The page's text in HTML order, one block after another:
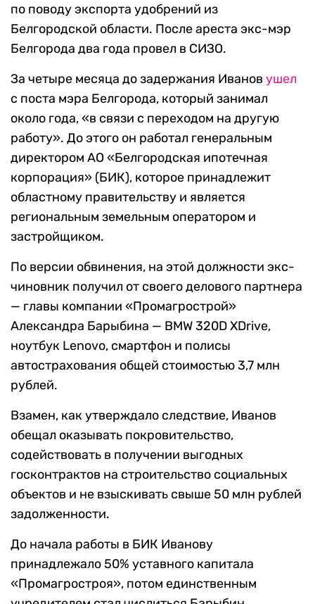
по поводу экспорта удобрений из
Белгородской области. После ареста экс-мэр
Белгорода два года провел в СИЗО.
За четыре месяца до задержания Иванов ушел
с поста мэра Белгорода, который занимал
около года, «в связи с переходом на другую
работу». До этого он работал генеральным
директором АО «Белгородская ипотечная
корпорация» (БИК), которое принадлежит
областному правительству и является
региональным земельным оператором и
застройщиком.
По версии обвинения, на этой должности экс-
чиновник получил от своего делового партнера
— главы компании «Промагрострой»
Александра Барыбина — BMW 320D XDrive,
ноутбук Lenovo, смартфон и полисы
автострахования общей стоимостью 3,7 млн
рублей.
Взамен, как утверждало следствие, Иванов
обещал оказывать покровительство,
содействовать в получении выгодных
госконтрактов на строительство социальных
объектов и не взыскивать свыше 50 млн рублей
задолженности.
До начала работы в БИК Иванову
принадлежало 50% уставного капитала
«Промагростроя», потом единственным